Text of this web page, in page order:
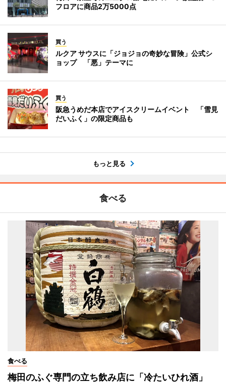
フロアに商品2万5000点
買う
ルクア サウスに「ジョジョの奇妙な冒険」公式シ
ョップ 「悪」テーマに
買う
阪急うめだ本店でアイスクリームイベント 「雪見
だいふく」の限定商品も
もっと見る
食べる
食べる
梅田のふぐ専門の立ち飲み店に「冷たいひれ酒」